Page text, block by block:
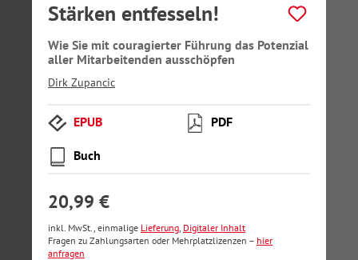
Stärken entfesseln!
Wie Sie mit couragierter Führung das Potenzial
aller Mitarbeitenden ausschöpfen
Dirk Zupancic
EPUB PDF
Buch
20,99 €
inkl. MwSt., einmalige Lieferung, Digitaler Inhalt
Fragen zu Zahlungsarten oder Mehrplatzlizenzen – hier
anfragen